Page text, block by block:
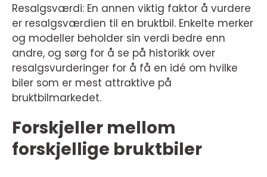
Resalgsværdi: En annen viktig faktor å vurdere
er resalgsværdien til en bruktbil. Enkelte merker
og modeller beholder sin verdi bedre enn
andre, og sørg for å se på historikk over
resalgsvurderinger for å få en idé om hvilke
biler som er mest attraktive på
bruktbilmarkedet.
Forskjeller mellom
forskjellige bruktbiler